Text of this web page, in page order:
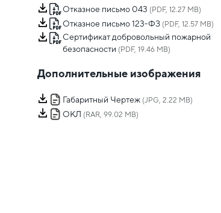
Отказное письмо 043 (PDF, 12.27 MB)
Отказное письмо 123-ФЗ (PDF, 12.57 MB)
Сертификат добровольный пожарной
безопасности (PDF, 19.46 MB)
Дополнительные изображения
Габаритный Чертеж (JPG, 2.22 MB)
ОКЛ (RAR, 99.02 MB)